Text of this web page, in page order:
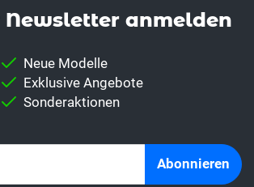
anmelden
Neue Modelle
Exklusive Angebote
Sonderaktionen
Abonnieren